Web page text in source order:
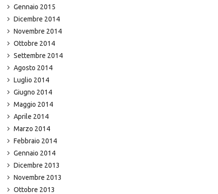
Gennaio 2015
Dicembre 2014
Novembre 2014
Ottobre 2014
Settembre 2014
Agosto 2014
Luglio 2014
Giugno 2014
Maggio 2014
Aprile 2014
Marzo 2014
Febbraio 2014
Gennaio 2014
Dicembre 2013
Novembre 2013
Ottobre 2013